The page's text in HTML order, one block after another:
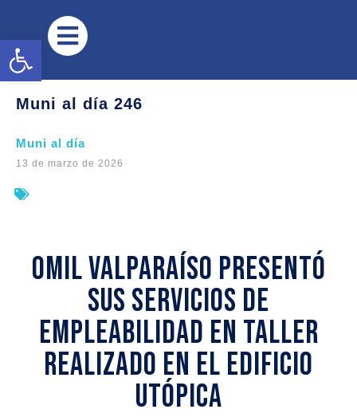
Abrir barra de herramientas
Muni al día 246
Muni al día
13 de marzo de 2026
OMIL Valparaíso presentó
sus servicios de
empleabilidad en taller
realizado en el Edificio
Utópica